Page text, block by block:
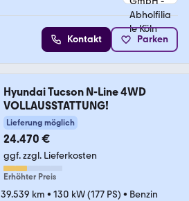
Kontakt Parken
Hyundai Tucson N-Line 4WD
VOLLAUSSTATTUNG!
Lieferung möglich
24.470 €
ggf. zzgl. Lieferkosten
Erhöhter Preis
39.539 km • 130 kW (177 PS) • Benzin